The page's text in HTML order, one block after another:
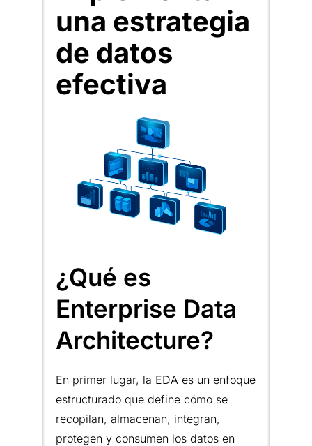
una estrategia
de datos
efectiva
¿Qué es
Enterprise Data
Architecture?
En primer lugar, la EDA es un enfoque
estructurado que define cómo se
recopilan, almacenan, integran,
protegen y consumen los datos en